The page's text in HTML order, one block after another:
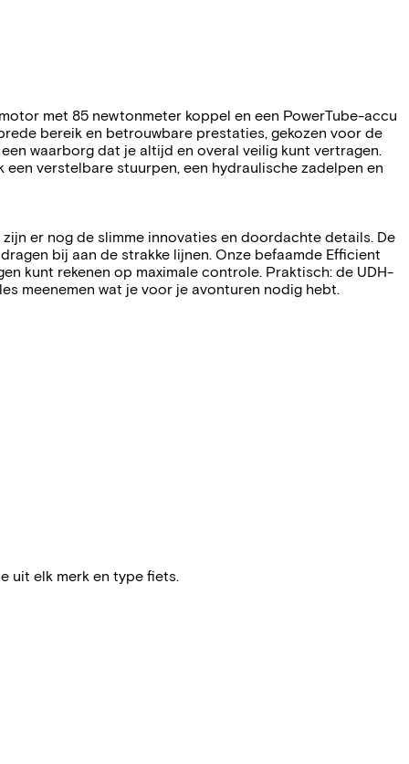
met 85 newtonmeter koppel en een PowerTube-accu
bereik en betrouwbare prestaties, gekozen voor de
waarborg dat je altijd en overal veilig kunt vertragen.
verstelbare stuurpen, een hydraulische zadelpen en
er nog de slimme innovaties en doordachte details. De
bij aan de strakke lijnen. Onze befaamde Efficient
kunt rekenen op maximale controle. Praktisch: de UDH-
meenemen wat je voor je avonturen nodig hebt.
uit elk merk en type fiets.